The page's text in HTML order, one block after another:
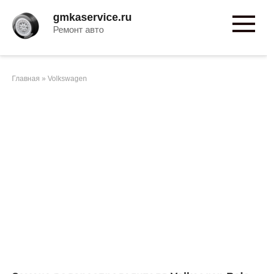
контенту
gmkaservice.ru
Ремонт авто
Главная » Volkswagen